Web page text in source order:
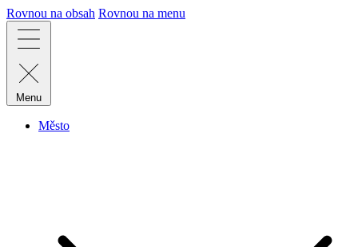
Rovnou na obsah Rovnou na menu
Menu
Město